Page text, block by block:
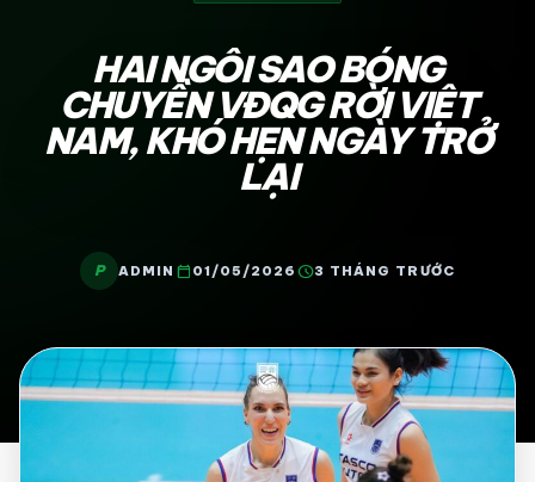
HAI NGÔI SAO BÓNG
CHUYỀN VĐQG RỜI VIỆT
NAM, KHÓ HẸN NGÀY TRỞ
LẠI
P ADMIN calendar_today 01/05/2026 schedule3 THÁNG TRƯỚC